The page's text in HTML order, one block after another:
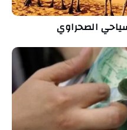
الصحراوي